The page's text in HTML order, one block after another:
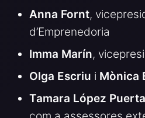
Anna Fornt,
d’Emprenedoria
Imma Marín,
Olga Escriu i Mònica
Tamara López